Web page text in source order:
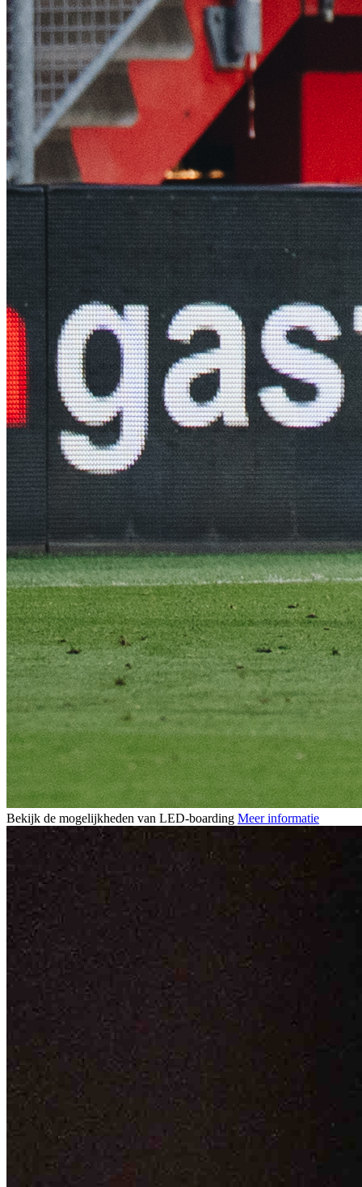
Bekijk de mogelijkheden van LED-boarding Meer informatie